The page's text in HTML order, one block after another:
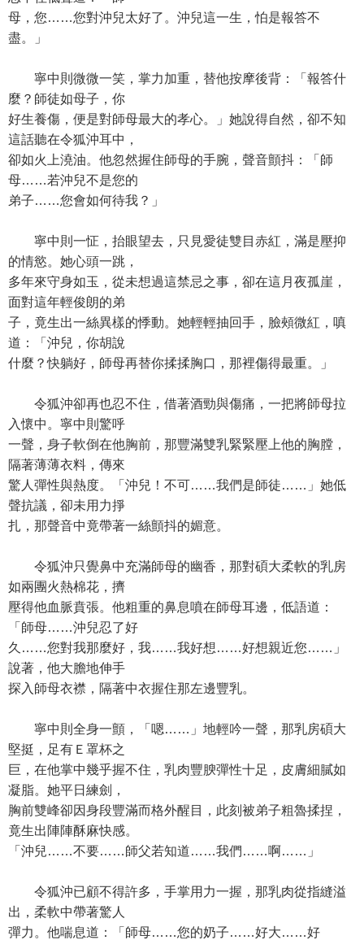
母，您……您對沖兒太好了。沖兒這一生，怕是報答不
盡。」
寧中則微微一笑，掌力加重，替他按摩後背：「報答什
麼？師徒如母子，你
好生養傷，便是對師母最大的孝心。」她說得自然，卻不知
這話聽在令狐沖耳中，
卻如火上澆油。他忽然握住師母的手腕，聲音顫抖：「師
母……若沖兒不是您的
弟子……您會如何待我？」
寧中則一怔，抬眼望去，只見愛徒雙目赤紅，滿是壓抑
的情慾。她心頭一跳，
多年來守身如玉，從未想過這禁忌之事，卻在這月夜孤崖，
面對這年輕俊朗的弟
子，竟生出一絲異樣的悸動。她輕輕抽回手，臉頰微紅，嗔
道：「沖兒，你胡說
什麼？快躺好，師母再替你揉揉胸口，那裡傷得最重。」
令狐沖卻再也忍不住，借著酒勁與傷痛，一把將師母拉
入懷中。寧中則驚呼
一聲，身子軟倒在他胸前，那豐滿雙乳緊緊壓上他的胸膛，
隔著薄薄衣料，傳來
驚人彈性與熱度。「沖兒！不可……我們是師徒……」她低
聲抗議，卻未用力掙
扎，那聲音中竟帶著一絲顫抖的媚意。
令狐沖只覺鼻中充滿師母的幽香，那對碩大柔軟的乳房
如兩團火熱棉花，擠
壓得他血脈賁張。他粗重的鼻息噴在師母耳邊，低語道：
「師母……沖兒忍了好
久……您對我那麼好，我……我好想……好想親近您……」
說著，他大膽地伸手
探入師母衣襟，隔著中衣握住那左邊豐乳。
寧中則全身一顫，「嗯……」地輕吟一聲，那乳房碩大
堅挺，足有Ｅ罩杯之
巨，在他掌中幾乎握不住，乳肉豐腴彈性十足，皮膚細膩如
凝脂。她平日練劍，
胸前雙峰卻因身段豐滿而格外醒目，此刻被弟子粗魯揉捏，
竟生出陣陣酥麻快感。
「沖兒……不要……師父若知道……我們……啊……」
令狐沖已顧不得許多，手掌用力一握，那乳肉從指縫溢
出，柔軟中帶著驚人
彈力。他喘息道：「師母……您的奶子……好大……好